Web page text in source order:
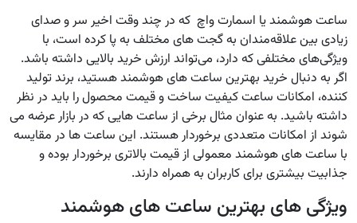
ساعت هوشمند یا اسمارت واچ که در چند وقت اخیر سر و صدای
زیادی بین علاقه‌مندان به گجت های مختلف به پا کرده است، با
ویژگی‌های مختلفی که دارد، می‌تواند ارزش خرید بالایی داشته باشد.
اگر به دنبال خرید بهترین ساعت های هوشمند هستید، برند تولید
کننده، امکانات ساعت کیفیت ساخت و قیمت محصول را باید در نظر
داشته باشید. به عنوان مثال برخی از ساعت هایی که در بازار عرضه می
شوند از امکانات متعددی برخوردار هستند. این ساعت ها در مقایسه
با ساعت های هوشمند معمولی از قیمت بالاتری برخوردار بوده و
جذابیت بیشتری برای کاربران به همراه دارند.
ویژگی های بهترین ساعت های هوشمند